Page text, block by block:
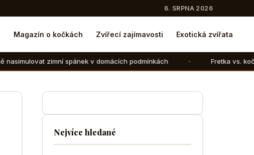
6. SRPNA 2026
Magazín o kočkách Zvířecí zajímavosti Exotická zvířata
spánek v domácích podmínkách Fretka vs. kočka: V čem se liší
Nejvíce hledané